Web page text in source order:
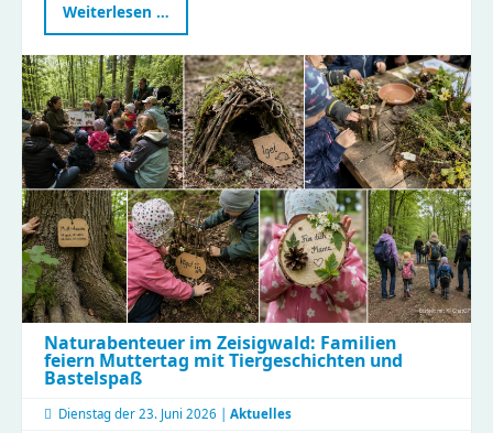
Weiterlesen …
Teamtag
Küche:
Gemeinsam
für
gesunde
Ernährung
und
effiziente
Abläufe!
Naturabenteuer im Zeisigwald: Familien
feiern Muttertag mit Tiergeschichten und
Bastelspaß
Dienstag der 23. Juni 2026 | Aktuelles